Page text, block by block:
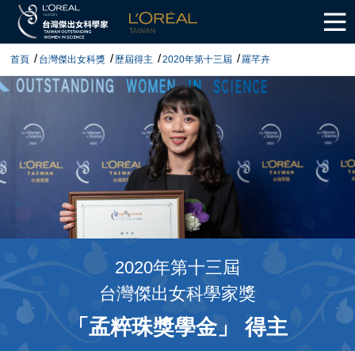
首頁 台灣傑出女科獎 歷屆得主 2020年第十三屆 羅芊卉
2020年第十三屆
台灣傑出女科學家獎
「孟粹珠獎學金」 得主